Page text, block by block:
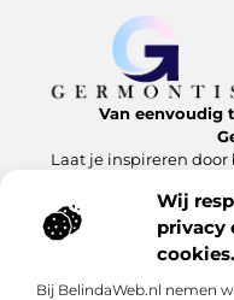
Wij
privacy
cookies.
Bij BelindaWeb.nl nemen
Van eenvoudig
Laat je inspireren
Bericht categorie